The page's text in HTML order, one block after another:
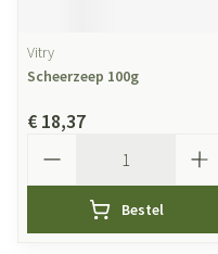
Vitry
Scheerzeep 100g
€ 18,37
Bestel